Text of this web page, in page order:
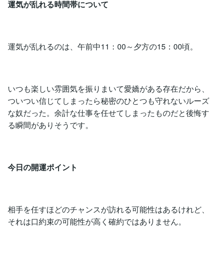
運気が乱れる時間帯について
運気が乱れるのは、午前中11：00～夕方の15：00頃。
いつも楽しい雰囲気を振りまいて愛嬌がある存在だから、
ついつい信じてしまったら秘密のひとつも守れないルーズ
な奴だった。余計な仕事を任せてしまったものだと後悔す
る瞬間がありそうです。
今日の開運ポイント
相手を任すほどのチャンスが訪れる可能性はあるけれど、
それは口約束の可能性が高く確約ではありません。